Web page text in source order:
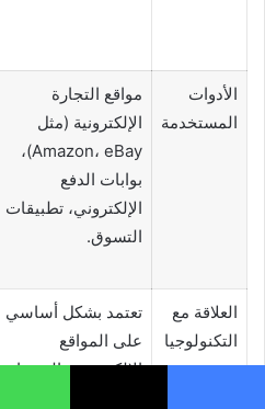
الأدوات
المستخدمة
مواقع التجارة
الإلكترونية (مثل
Amazon، eBay)،
بوابات الدفع
الإلكتروني، تطبيقات
التسوق.
العلاقة مع
التكنولوجيا
تعتمد بشكل أساسي
على المواقع
الإلكترونية والمنصات